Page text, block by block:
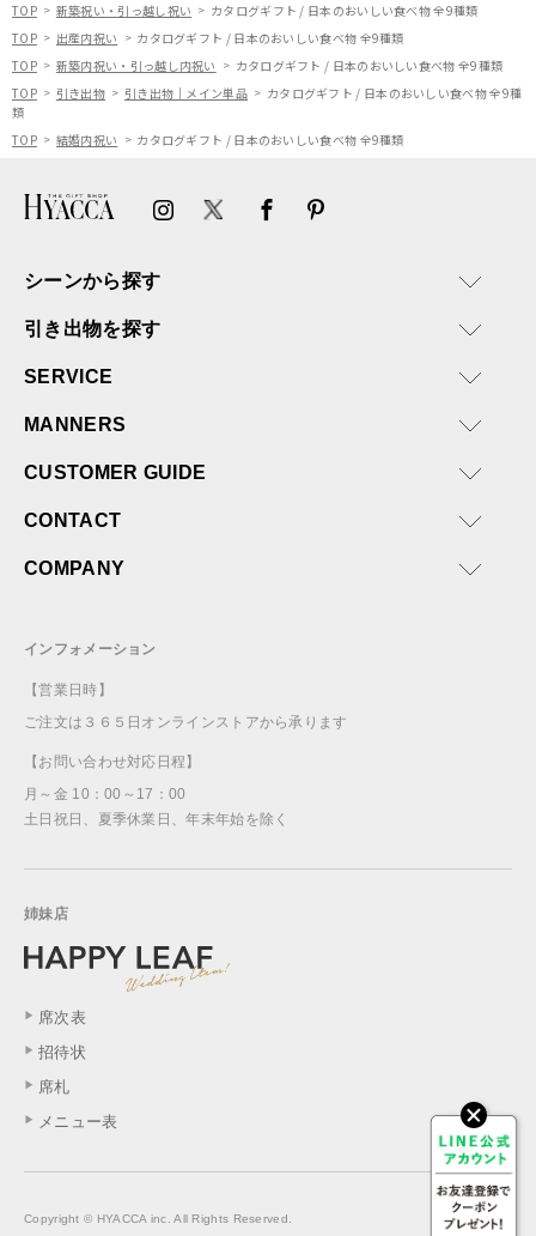
TOP 新築祝い・引っ越し祝い
カタログギフト / 日本のおいしい食べ物 全9種類
TOP
出産内祝い
カタログギフト / 日本のおいしい食べ物 全9種類
TOP
新築内祝い・引っ越し内祝い
カタログギフト / 日本のおいしい食べ物 全9種類
TOP
引き出物 引き出物｜メイン単品
カタログギフト / 日本のおいしい食べ物 全9種
類
TOP
結婚内祝い カタログギフト / 日本のおいしい食べ物 全9種類
シーンから探す
引き出物を探す
SERVICE
MANNERS
CUSTOMER GUIDE
CONTACT
COMPANY
インフォメーション
【営業日時】
ご注文は３６５日オンラインストアから承ります
【お問い合わせ対応日程】
月～金 10：00～17：00
土日祝日、夏季休業日、年末年始を除く
姉妹店
席次表
招待状
席札
メニュー表
Copyright © HYACCA inc. All Rights Reserved.